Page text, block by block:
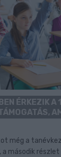
ÉRKEZIK A
még a
a második